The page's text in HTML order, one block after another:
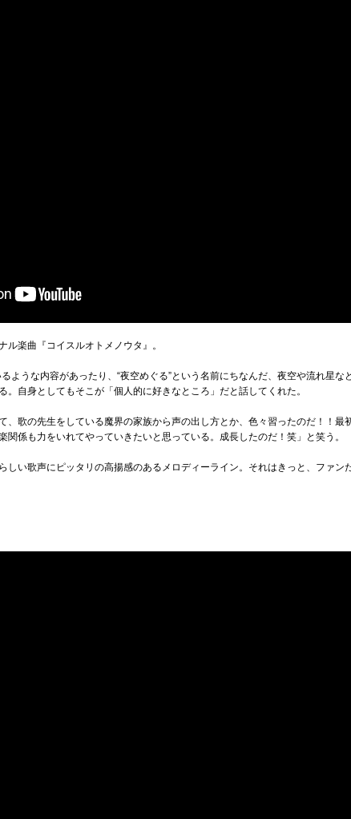
楽曲『コイスルオトメノウタ』。
ような内容があったり、“夜空めぐる”という名前にちなんだ、夜空や流れ星な
。自身としてもそこが「個人的に好きなところ」だと話してくれた。
、歌の先生をしている魔界の家族から声の出し方とか、色々習ったのだ！！最
係も力をいれてやっていきたいと思っている。成長したのだ！笑」と笑う。
しい歌声にピッタリの高揚感のあるメロディーライン。それはきっと、ファン